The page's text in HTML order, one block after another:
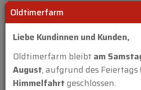
Oldtimerfarm
Liebe Kundinnen und Kunden,
Oldtimerfarm bleibt am
August, aufgrund des Feiertags
Himmelfahrtgeschlossen.